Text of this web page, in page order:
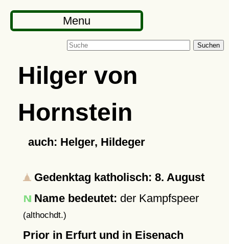
Menu
Suchen
Hilger von
Hornstein
auch: Helger, Hildeger
Gedenktag katholisch: 8. August
Name bedeutet: der Kampfspeer
(althochdt.)
Prior in Erfurt und in Eisenach